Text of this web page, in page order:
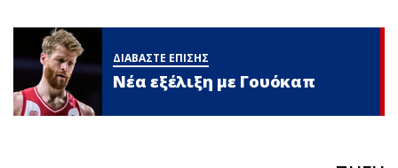
ΔΙΑΒΑΣΤΕ ΕΠΙΣΗΣ
Νέα εξέλιξη με Γουόκαπ